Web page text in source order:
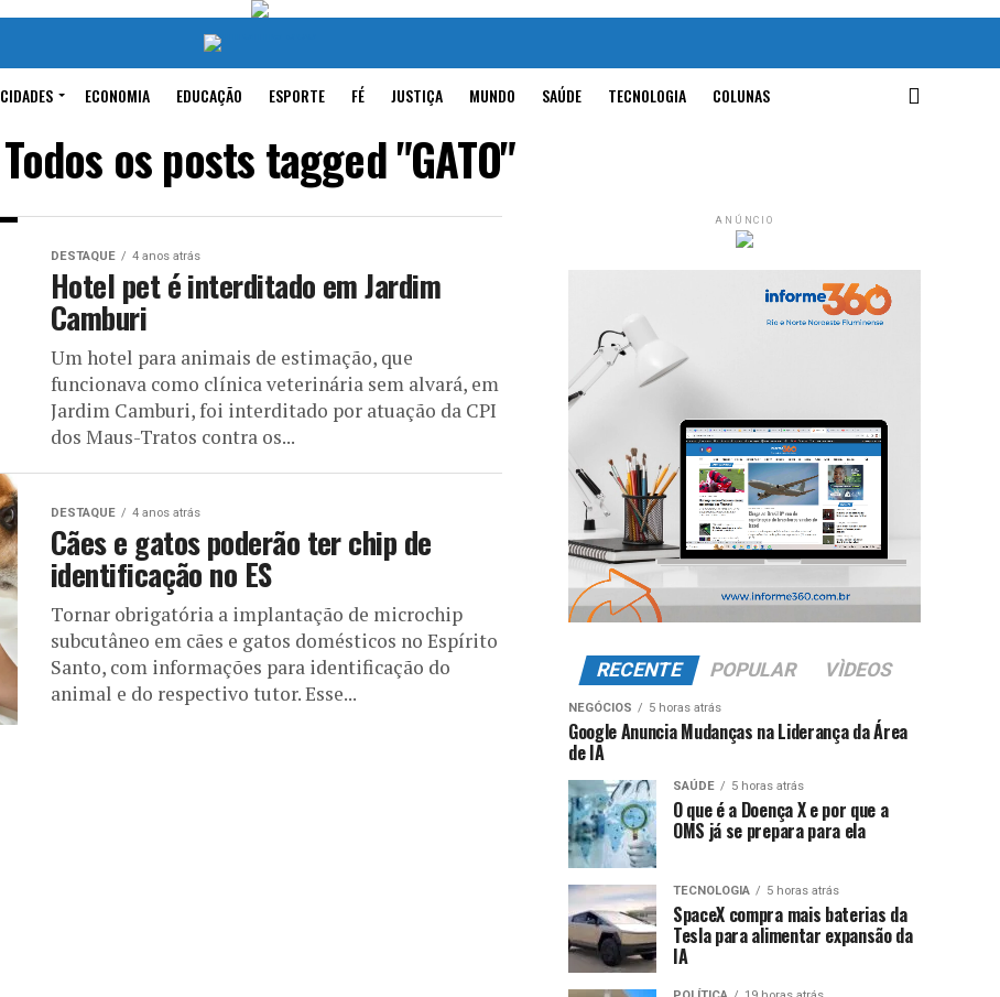
CIDADES ECONOMIA EDUCAÇÃO ESPORTE FÉ JUSTIÇA MUNDO SAÚDE TECNOLOGIA COLUNAS
Todos os posts tagged "GATO"
DESTAQUE 4 anos atrás
Hotel pet é interditado em Jardim
Camburi
Um hotel para animais de estimação, que
funcionava como clínica veterinária sem alvará, em
Jardim Camburi, foi interditado por atuação da CPI
dos Maus-Tratos contra os...
DESTAQUE 4 anos atrás
Cães e gatos poderão ter chip de
identificação no ES
Tornar obrigatória a implantação de microchip
subcutâneo em cães e gatos domésticos no Espírito
Santo, com informações para identificação do
animal e do respectivo tutor. Esse...
ANÚNCIO
RECENTE POPULAR VÌDEOS
NEGÓCIOS 5 horas atrás
Google Anuncia Mudanças na Liderança da Área
de IA
SAÚDE 5 horas atrás
O que é a Doença X e por que a
OMS já se prepara para ela
TECNOLOGIA 5 horas atrás
SpaceX compra mais baterias da
Tesla para alimentar expansão da
IA